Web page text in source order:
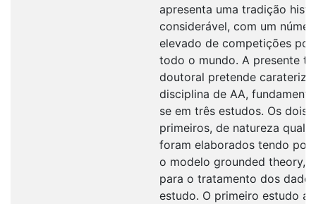
apresenta uma tradição
considerável, com um
elevado de competições por
todo o mundo. A presente
doutoral pretende
disciplina de AA,
se em três estudos. Os dois
primeiros, de natureza
foram elaborados tendo por
o modelo grounded theory,
para o tratamento dos
estudo. O primeiro estudo